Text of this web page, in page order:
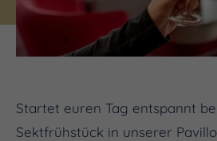
Startet euren Tag entspannt
Sektfrühstück in unserer